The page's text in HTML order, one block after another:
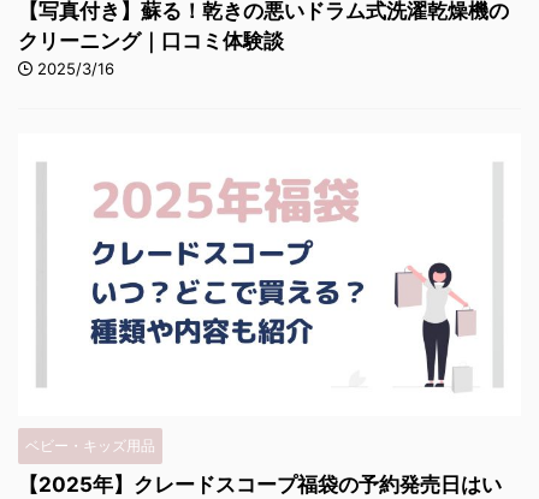
【写真付き】蘇る！乾きの悪いドラム式洗濯乾燥機の
クリーニング｜口コミ体験談
2025/3/16
ベビー・キッズ用品
【2025年】クレードスコープ福袋の予約発売日はい